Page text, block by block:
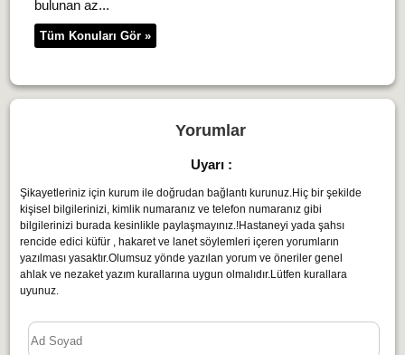
bulunan az...
Tüm Konuları Gör »
Yorumlar
Uyarı :
Şikayetleriniz için kurum ile doğrudan bağlantı kurunuz.Hiç bir şekilde
kişisel bilgilerinizi, kimlik numaranız ve telefon numaranız gibi
bilgilerinizi burada kesinlikle paylaşmayınız.!Hastaneyi yada şahsı
rencide edici küfür , hakaret ve lanet söylemleri içeren yorumların
yazılması yasaktır.Olumsuz yönde yazılan yorum ve öneriler genel
ahlak ve nezaket yazım kurallarına uygun olmalıdır.Lütfen kurallara
uyunuz.